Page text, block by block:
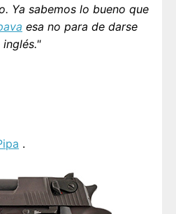
Ya sabemos lo bueno que
esa no para de darse
.